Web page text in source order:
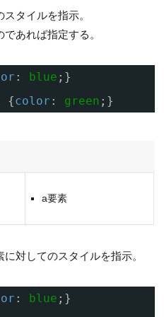
タイルを指示。
あれば指定する。
: blue ;}
{color : green ;}
a要素
対してのスタイルを指示。
: blue ;}